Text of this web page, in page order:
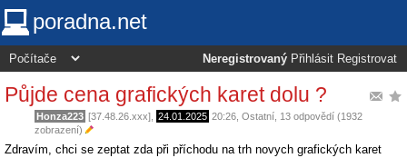
poradna.net
Neregistrovaný Přihlásit Registrovat
Půjde cena grafických karet dolu ?
Honza223 [37.48.26.xxx], 24.01.2025 20:26 Ostatní , 13 odpovědí (1932
zobrazení)
Zdravím, chci se zeptat zda při příchodu na trh novych grafických karet